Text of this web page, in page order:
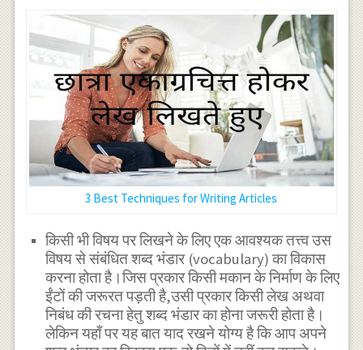
3 Best Techniques for Writing Articles
किसी भी विषय पर लिखने के लिए एक आवश्यक तत्त्व उस
विषय से संबंधित शब्द भंडार (vocabulary) का विकास
करना होता है।जिस प्रकार किसी मकान के निर्माण के लिए
ईंटों की जरूरत पड़ती है,उसी प्रकार किसी लेख अथवा
निबंध की रचना हेतु शब्द भंडार का होना जरूरी होता है।
लेकिन यहाँ पर यह बात याद रखने योग्य है कि आप अपने